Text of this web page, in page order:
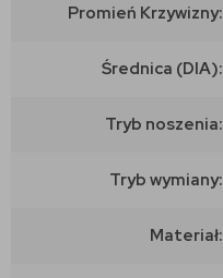
Promień Krzywizny:
Średnica (DIA):
Tryb noszenia:
Tryb wymiany:
Materiał: